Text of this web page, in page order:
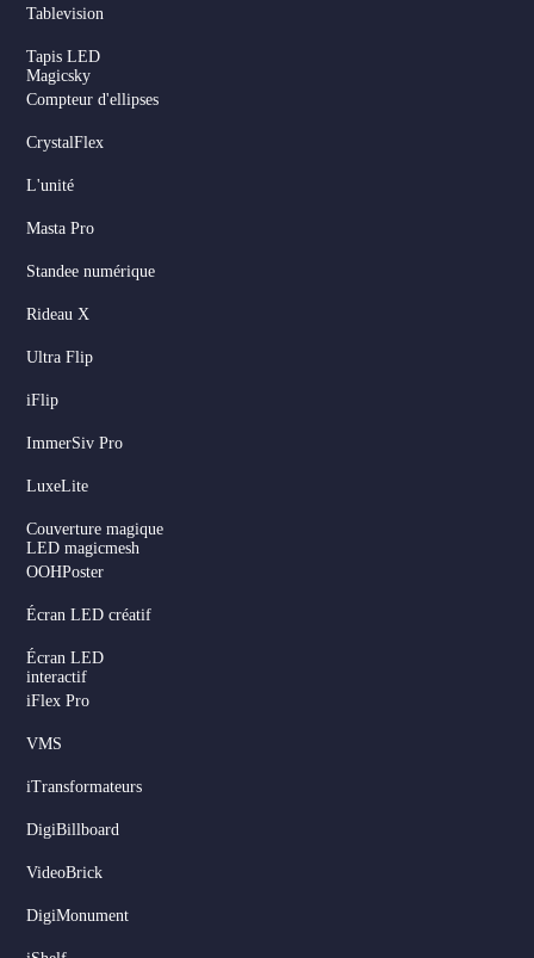
Tablevision
Tapis LED
Magicsky
Compteur d'ellipses
CrystalFlex
L'unité
Masta Pro
Standee numérique
Rideau X
Ultra Flip
iFlip
ImmerSiv Pro
LuxeLite
Couverture magique
LED magicmesh
OOHPoster
Écran LED créatif
Écran LED
interactif
iFlex Pro
VMS
iTransformateurs
DigiBillboard
VideoBrick
DigiMonument
Dutch
Serbian